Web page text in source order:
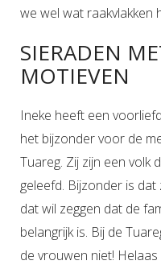
we wel wat raakvlakken
SIERADEN
MOTIEVEN
Ineke heeft een
het bijzonder voor de
Tuareg. Zij zijn een volk
geleefd. Bijzonder is
dat wil zeggen dat de
belangrijk is. Bij de
de vrouwen niet!